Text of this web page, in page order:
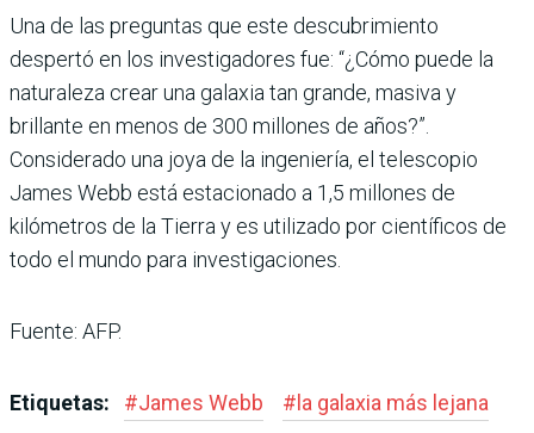
Una de las preguntas que este descubrimiento
despertó en los investigadores fue: “¿Cómo puede la
naturaleza crear una galaxia tan grande, masiva y
brillante en menos de 300 millones de años?”.
Considerado una joya de la ingeniería, el telescopio
James Webb está estacionado a 1,5 millones de
kilómetros de la Tierra y es utilizado por científicos de
todo el mundo para investigaciones.
Fuente: AFP.
Etiquetas: #James Webb #la galaxia más lejana